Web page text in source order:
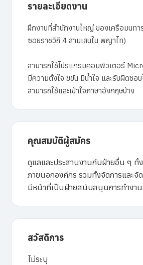
รายละเอียดงาน
ฝึกงานที่สำนักงานใหญ่ ของเครือมนทา
ซอยราชวิถี 4 สามเสนใน พญาไท)
สามารถใช้โปรแกรมคอมพิวเตอร์
มีความตั้งใจ ขยัน มีน้ำใจ และรับผิดชอ
สามารถใช้และเข้าใจภาษาอังกฤษบ้าง
คุณสมบัติผู้สมัคร
ดูแลและประสานงานกับฝ่ายอื่น ๆ ทั้
ภายนอกองค์กร รวมทั้งจัดการและจัด
มีหน้าที่เป็นฝ่ายสนับสนุนการทำงา
สวัสดิการ
ไม่ระบุ